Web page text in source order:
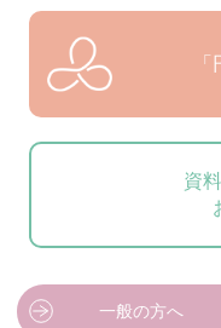
資
一般の方へ